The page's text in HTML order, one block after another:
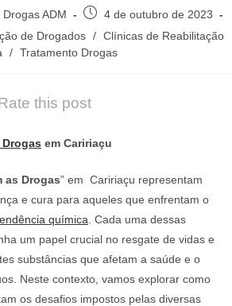
ADM
Post
publicado:
4 de outubro de 2023
de Drogados / Clínicas de Reabilitação
/ Tratamento Drogas
this post
Drogas em Caririaçu
as Drogas” em Caririaçu representam
e cura para aqueles que enfrentam o
química . Cada uma dessas
um papel crucial no resgate de vidas e
substâncias que afetam a saúde e o
Neste contexto, vamos explorar como
os desafios impostos pelas diversas